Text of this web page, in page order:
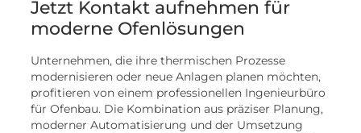
Jetzt Kontakt aufnehmen für
moderne Ofenlösungen
Unternehmen, die ihre thermischen Prozesse
modernisieren oder neue Anlagen planen möchten,
profitieren von einem professionellen Ingenieurbüro
für Ofenbau. Die Kombination aus präziser Planung,
moderner Automatisierung und der Umsetzung